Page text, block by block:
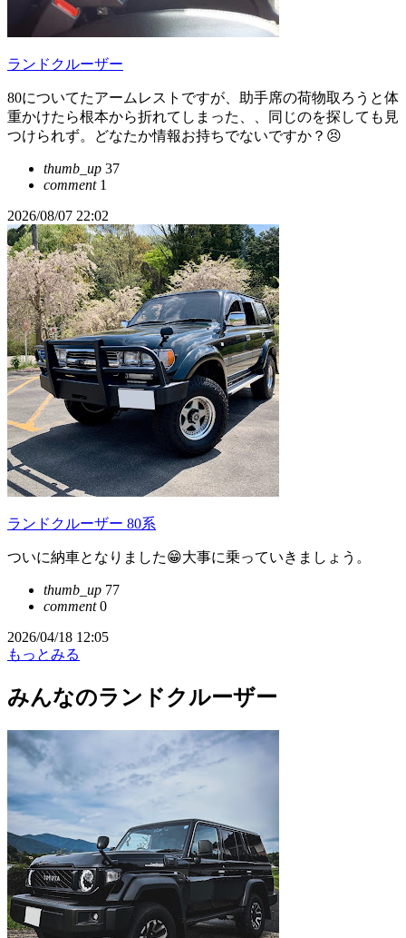
ランドクルーザー
80についてたアームレストですが、助手席の荷物取ろうと体
重かけたら根本から折れてしまった、、同じのを探しても見
つけられず。どなたか情報お持ちでないですか？😣
thumb_up 37
comment1
2026/08/07 22:02
ランドクルーザー 80系
ついに納車となりました😁大事に乗っていきましょう。
thumb_up 77
comment0
2026/04/18 12:05
もっとみる
みんなのランドクルーザー